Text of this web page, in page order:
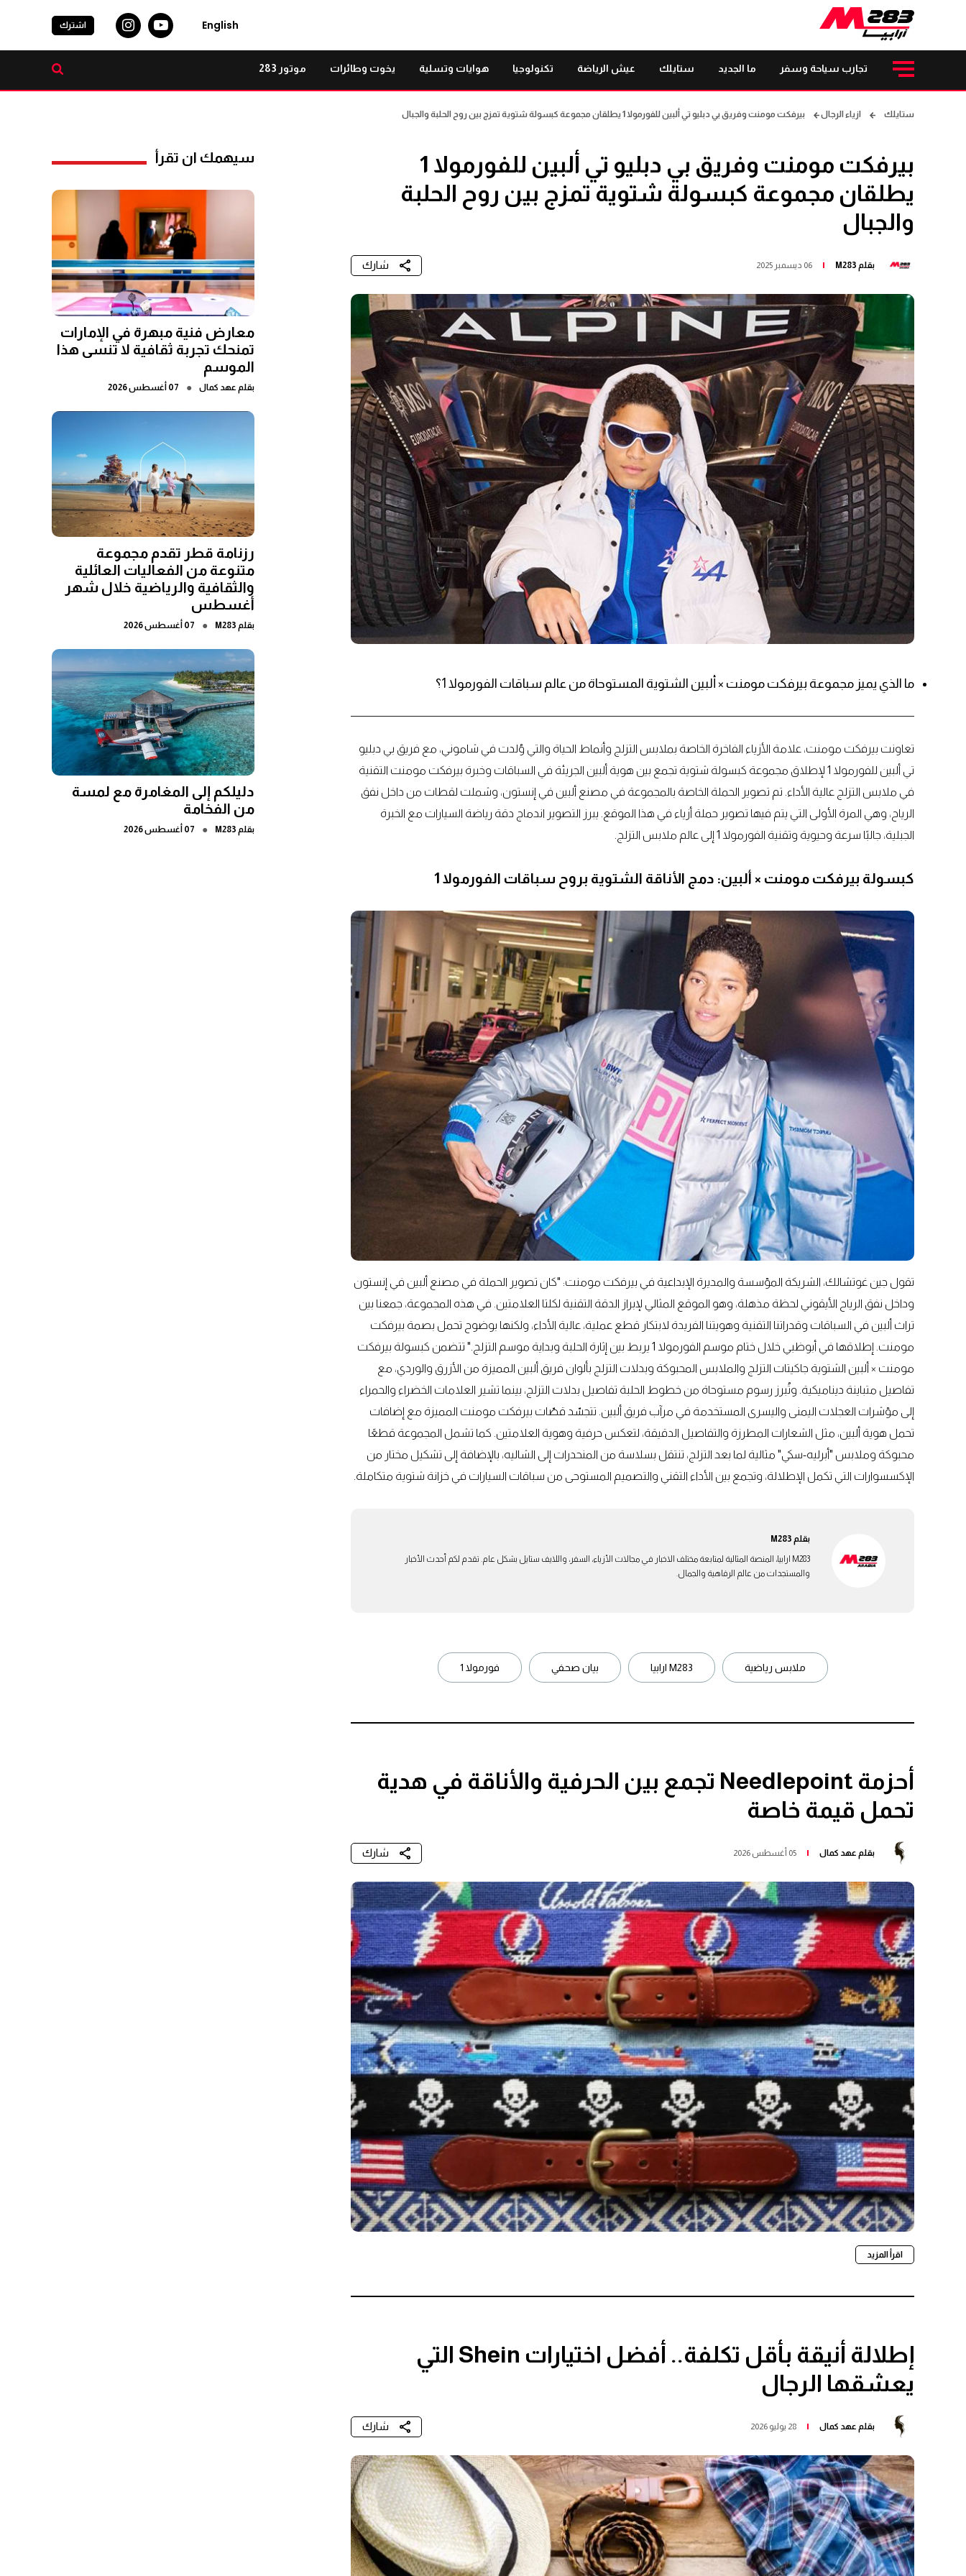
English اشترك
تجارب سياحة وسفر ما الجديد ستايلك عيش الرياضة تكنولوجيا هوايات وتسلية يخوت وطائرات موتور 283
ستايلك ازياء الرجال بيرفكت مومنت وفريق بي دبليو تي ألبين للفورمولا 1 يطلقان مجموعة كبسولة شتوية تمزج بين روح الحلبة والجبال
بيرفكت مومنت وفريق بي دبليو تي ألبين للفورمولا 1
يطلقان مجموعة كبسولة شتوية تمزج بين روح الحلبة
والجبال
بقلم M283 06 ديسمبر 2025 شارك
ما الذي يميز مجموعة بيرفكت مومنت × ألبين الشتوية المستوحاة من عالم سباقات الفورمولا 1؟
تعاونت بيرفكت مومنت، علامة الأزياء الفاخرة الخاصة بملابس التزلج وأنماط الحياة والتي وُلدت في شاموني، مع فريق بي دبليو
تي ألبين للفورمولا 1 لإطلاق مجموعة كبسولة شتوية تجمع بين هوية ألبين الجريئة في السباقات وخبرة بيرفكت مومنت التقنية
في ملابس التزلج عالية الأداء. تم تصوير الحملة الخاصة بالمجموعة في مصنع ألبين في إنستون، وشملت لقطات من داخل نفق
الرياح، وهي المرة الأولى التي يتم فيها تصوير حملة أزياء في هذا الموقع. يبرز التصوير اندماج دقة رياضة السيارات مع الخبرة
الجبلية، جالبًا سرعة وحيوية وتقنية الفورمولا 1 إلى عالم ملابس التزلج.
كبسولة بيرفكت مومنت × ألبين: دمج الأناقة الشتوية بروح سباقات الفورمولا 1
تقول جين غوتشالك، الشريكة المؤسسة والمديرة الإبداعية في بيرفكت مومنت: "كان تصوير الحملة في مصنع ألبين في إنستون
وداخل نفق الرياح الأيقوني لحظة مذهلة، وهو الموقع المثالي لإبراز الدقة التقنية لكلتا العلامتين. في هذه المجموعة، جمعنا بين
تراث ألبين في السباقات وقدراتنا التقنية وهويتنا الفريدة لابتكار قطع عملية، عالية الأداء، ولكنها بوضوح تحمل بصمة بيرفكت
مومنت. إطلاقها في أبوظبي خلال ختام موسم الفورمولا 1 يربط بين إثارة الحلبة وبداية موسم التزلج." تتضمن كبسولة بيرفكت
مومنت × ألبين الشتوية جاكيتات التزلج والملابس المحبوكة وبدلات التزلج بألوان فريق ألبين المميزة من الأزرق والوردي، مع
تفاصيل متباينة ديناميكية. وتُبرز رسوم مستوحاة من خطوط الحلبة تفاصيل بدلات التزلج، بينما تشير العلامات الخضراء والحمراء
إلى مؤشرات العجلات اليمنى واليسرى المستخدمة في مرآب فريق ألبين. تتجسّد قصّات بيرفكت مومنت المميزة مع إضافات
تحمل هوية ألبين، مثل الشعارات المطرزة والتفاصيل الدقيقة، لتعكس حرفية وهوية العلامتين. كما تشمل المجموعة قطعًا
محبوكة وملابس "أبرليه-سكي" مثالية لما بعد التزلج، تنتقل بسلاسة من المنحدرات إلى الشاليه، بالإضافة إلى تشكيل مختار من
الإكسسوارات التي تكمل الإطلالة، وتجمع بين الأداء التقني والتصميم المستوحى من سباقات السيارات في خزانة شتوية متكاملة.
بقلم M283
M283 ارابيا، المنصة المثالية لمتابعة مختلف الاخبار في مجالات الأزياء، السفر، واللايف ستايل بشكل عام. تقدم لكم أحدث الأخبار
والمستجدات من عالم الرفاهية والجمال.
ملابس رياضية M283 ارابيا بيان صحفي فورمولا 1
أحزمة Needlepoint تجمع بين الحرفية والأناقة في هدية
تحمل قيمة خاصة
بقلم عهد كمال 05 أغسطس 2026 شارك
اقرأ المزيد
إطلالة أنيقة بأقل تكلفة.. أفضل اختيارات Shein التي
يعشقها الرجال
بقلم عهد كمال 28 يوليو 2026 شارك
سيهمك ان تقرأ
معارض فنية مبهرة في الإمارات
تمنحك تجربة ثقافية لا تنسى هذا
الموسم
بقلم عهد كمال ● 07 أغسطس 2026
رزنامة قطر تقدم مجموعة
متنوعة من الفعاليات العائلية
والثقافية والرياضية خلال شهر
أغسطس
بقلم M283
● 07 أغسطس 2026
دليلكم إلى المغامرة مع لمسة
من الفخامة
بقلم M283
● 07 أغسطس 2026